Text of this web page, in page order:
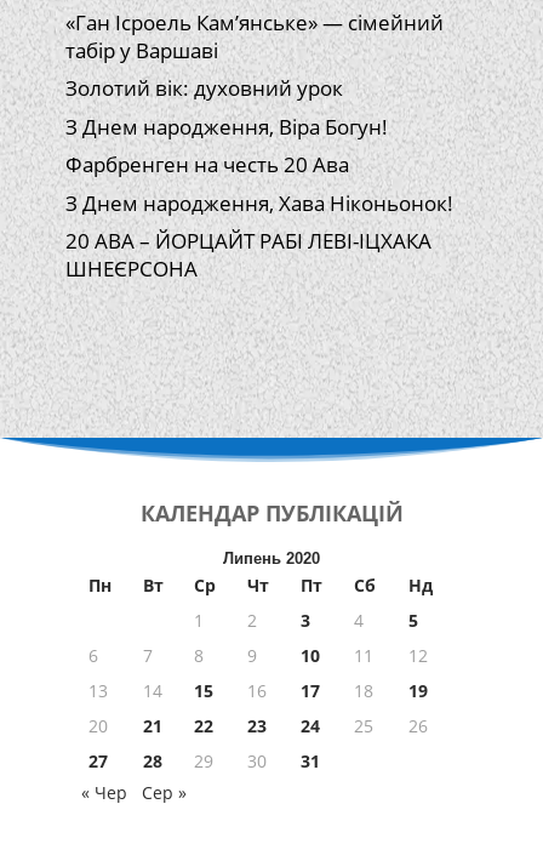
«Ган Ісроель Кам’янське» — сімейний
табір у Варшаві
Золотий вік: духовний урок
З Днем народження, Віра Богун!
Фарбренген на честь 20 Ава
З Днем народження, Хава Ніконьонок!
20 АВА – ЙОРЦАЙТ РАБІ ЛЕВІ-ІЦХАКА
ШНЕЄРСОНА
КАЛЕНДАР ПУБЛІКАЦІЙ
Липень 2020
Пн Вт Ср Чт Пт Сб
Нд
1
2 3 4
5
6
7 8 9 10 11
12
13
14 15 16 17 18
19
20
21 22 23 24 25
26
27
28 29 30
31
« Чер
Сер »